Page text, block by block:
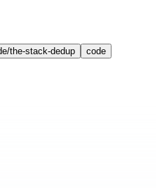
the-stack-dedup code